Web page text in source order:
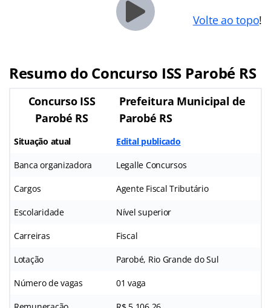
Volte ao topo!
Resumo do Concurso ISS Parobé RS
Concurso ISS
Parobé RS
Prefeitura Municipal de
Parobé RS
Situação atual Edital publicado
Banca organizadora Legalle Concursos
Cargos Agente Fiscal Tributário
Escolaridade Nível superior
Carreiras Fiscal
Lotação Parobé, Rio Grande do Sul
Número de vagas 01 vaga